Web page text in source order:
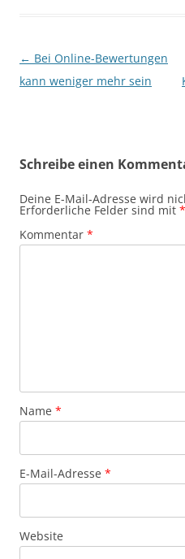
Beitragsnavigation
← Bei Online-Bewertungen
kann weniger mehr sein
Schreibe einen
Deine E-Mail-Adresse wird
Erforderliche Felder sind mit *
Kommentar *
Name *
E-Mail-Adresse *
Website